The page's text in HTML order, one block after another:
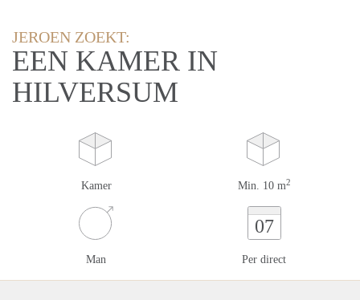
JEROEN ZOEKT:
EEN KAMER IN
HILVERSUM
Kamer Min. 10 m2
Man
07
Per direct